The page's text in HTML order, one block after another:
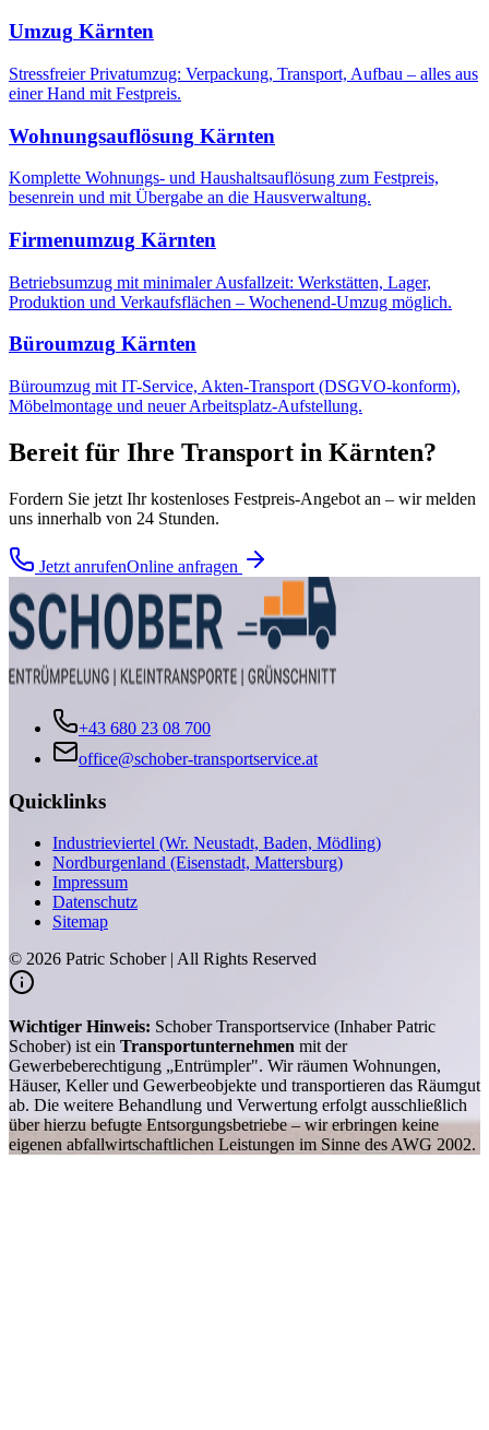
Umzug Kärnten
Stressfreier Privatumzug: Verpackung, Transport, Aufbau – alles aus
einer Hand mit Festpreis.
Wohnungsauflösung Kärnten
Komplette Wohnungs- und Haushaltsauflösung zum Festpreis,
besenrein und mit Übergabe an die Hausverwaltung.
Firmenumzug Kärnten
Betriebsumzug mit minimaler Ausfallzeit: Werkstätten, Lager,
Produktion und Verkaufsflächen – Wochenend-Umzug möglich.
Büroumzug Kärnten
Büroumzug mit IT-Service, Akten-Transport (DSGVO-konform),
Möbelmontage und neuer Arbeitsplatz-Aufstellung.
Bereit für Ihre Transport in Kärnten?
Fordern Sie jetzt Ihr kostenloses Festpreis-Angebot an – wir melden
uns innerhalb von 24 Stunden.
Jetzt anrufenOnline anfragen
+43 680 23 08 700
office@schober-transportservice.at
Quicklinks
Industrieviertel (Wr. Neustadt, Baden, Mödling)
Nordburgenland (Eisenstadt, Mattersburg)
Impressum
Datenschutz
Sitemap
© 2026 Patric Schober | All Rights Reserved
Wichtiger Hinweis: Schober Transportservice (Inhaber Patric
Schober) ist ein Transportunternehmen mit der
Gewerbeberechtigung „Entrümpler". Wir räumen Wohnungen,
Häuser, Keller und Gewerbeobjekte und transportieren das Räumgut
ab. Die weitere Behandlung und Verwertung erfolgt ausschließlich
über hierzu befugte Entsorgungsbetriebe – wir erbringen keine
eigenen abfallwirtschaftlichen Leistungen im Sinne des AWG 2002.